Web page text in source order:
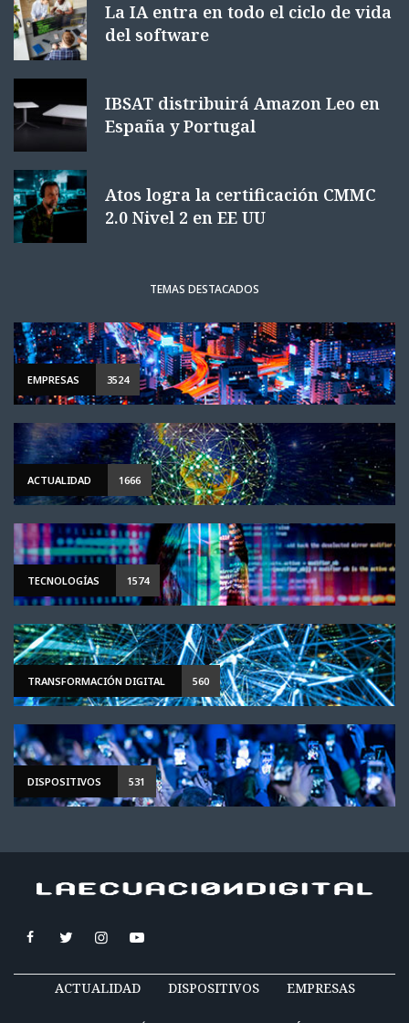
La IA entra en todo el ciclo de vida
del software
IBSAT distribuirá Amazon Leo en
España y Portugal
Atos logra la certificación CMMC
2.0 Nivel 2 en EE UU
TEMAS DESTACADOS
EMPRESAS 3524
ACTUALIDAD 1666
TECNOLOGÍAS 1574
TRANSFORMACIÓN DIGITAL 560
DISPOSITIVOS 531
ACTUALIDAD DISPOSITIVOS EMPRESAS